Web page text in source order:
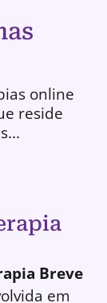
online
reside
Breve
em